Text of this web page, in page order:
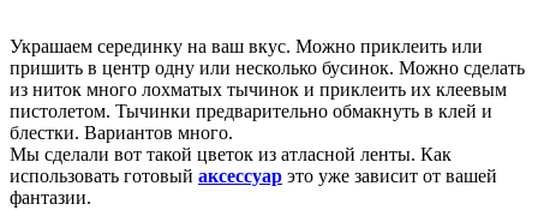
Украшаем серединку на ваш вкус. Можно приклеить или
пришить в центр одну или несколько бусинок. Можно сделать
из ниток много лохматых тычинок и приклеить их клеевым
пистолетом. Тычинки предварительно обмакнуть в клей и
блестки. Вариантов много.
Мы сделали вот такой цветок из атласной ленты. Как
использовать готовый аксессуар это уже зависит от вашей
фантазии.